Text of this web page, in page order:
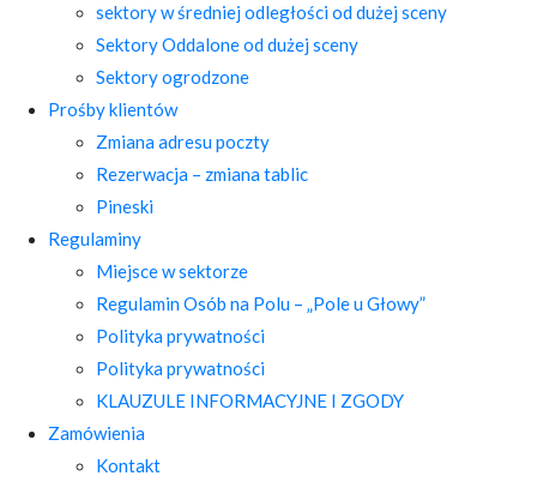
sektory w średniej odległości od dużej sceny
Sektory Oddalone od dużej sceny
Sektory ogrodzone
Prośby klientów
Zmiana adresu poczty
Rezerwacja – zmiana tablic
Pineski
Regulaminy
Miejsce w sektorze
Regulamin Osób na Polu – „Pole u Głowy”
Polityka prywatności
Polityka prywatności
KLAUZULE INFORMACYJNE I ZGODY
Zamówienia
Kontakt